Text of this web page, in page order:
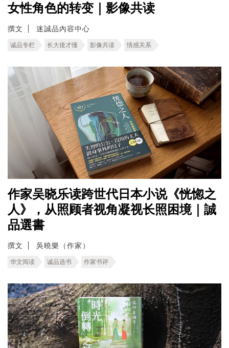
女性角色的转变｜影像共读
撰文 迷誠品內容中心
诚品专栏 长大後才懂 影像共读 情感关系
作家吴晓乐读跨世代日本小说《恍惚之
人》，从照顾者视角凝视长照困境｜誠
品選書
撰文 吳曉樂（作家）
华文阅读 诚品选书 作家书评